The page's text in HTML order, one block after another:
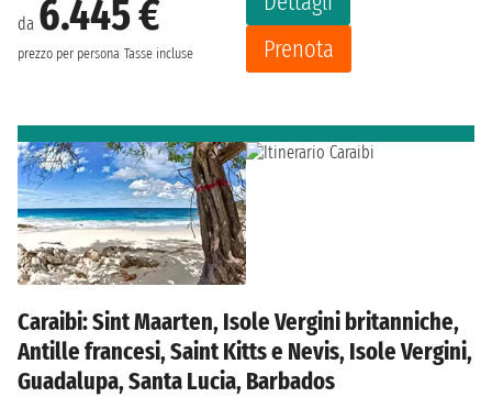
da 6.445 €
prezzo per persona Tasse incluse
Prenota
Caraibi: Sint Maarten, Isole Vergini britanniche,
Antille francesi, Saint Kitts e Nevis, Isole Vergini,
Guadalupa, Santa Lucia, Barbados